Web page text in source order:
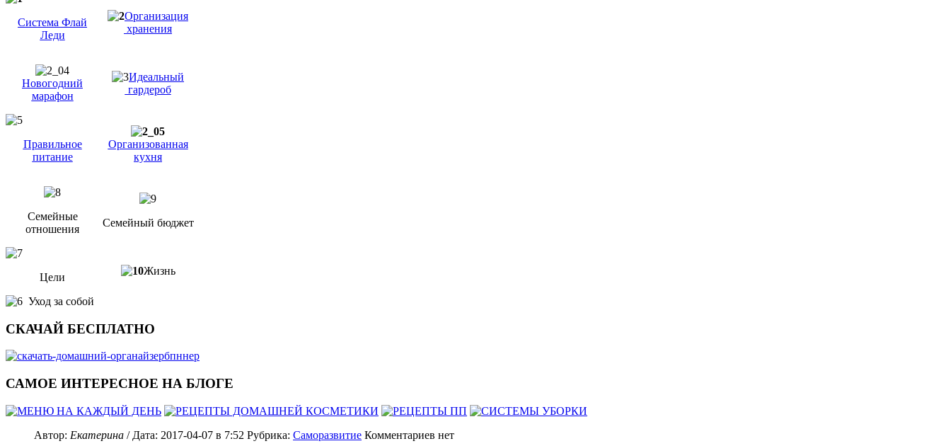
Система Флай
Леди
Организация
хранения
Новогодний
марафон
Идеальный
гардероб
Правильное
питание
Организованная
кухня
Семейные
отношения
Семейный бюджет
Цели
Жизнь
Уход за собой
СКАЧАЙ БЕСПЛАТНО
САМОЕ ИНТЕРЕСНОЕ НА БЛОГЕ
Автор: Екатерина / Дата: 2017-04-07 в 7:52 Рубрика: Саморазвитие Комментариев нет